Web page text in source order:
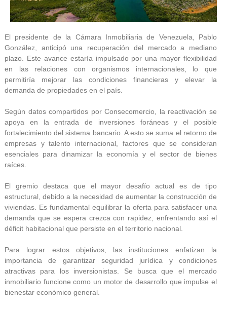
El presidente de la Cámara Inmobiliaria de Venezuela, Pablo
González, anticipó una recuperación del mercado a mediano
plazo. Este avance estaría impulsado por una mayor flexibilidad
en las relaciones con organismos internacionales, lo que
permitiría mejorar las condiciones financieras y elevar la
demanda de propiedades en el país.
Según datos compartidos por Consecomercio, la reactivación se
apoya en la entrada de inversiones foráneas y el posible
fortalecimiento del sistema bancario. A esto se suma el retorno de
empresas y talento internacional, factores que se consideran
esenciales para dinamizar la economía y el sector de bienes
raíces.
El gremio destaca que el mayor desafío actual es de tipo
estructural, debido a la necesidad de aumentar la construcción de
viviendas. Es fundamental equilibrar la oferta para satisfacer una
demanda que se espera crezca con rapidez, enfrentando así el
déficit habitacional que persiste en el territorio nacional.
Para lograr estos objetivos, las instituciones enfatizan la
importancia de garantizar seguridad jurídica y condiciones
atractivas para los inversionistas. Se busca que el mercado
inmobiliario funcione como un motor de desarrollo que impulse el
bienestar económico general.